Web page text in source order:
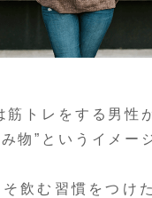
筋トレをする男性
物”というイメー
飲む習慣をつけ